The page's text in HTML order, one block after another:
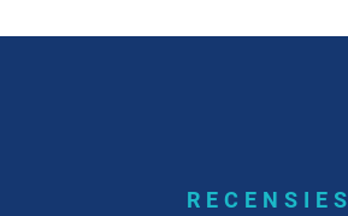
RECENSIES